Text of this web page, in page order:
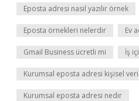
Eposta adresi nasıl yazılır örnek
Eposta örnekleri nelerdir Ev
Gmail Business ücretli mi İş
Kurumsal eposta adresi kişisel
Kurumsal eposta adresi nedir